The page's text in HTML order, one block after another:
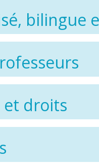
bilingue
et droits